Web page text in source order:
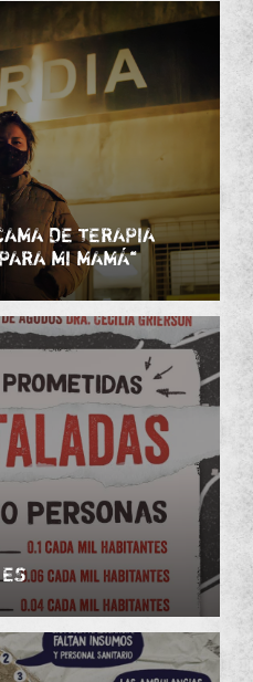
DE TERAPIA
MI MAMÁ“